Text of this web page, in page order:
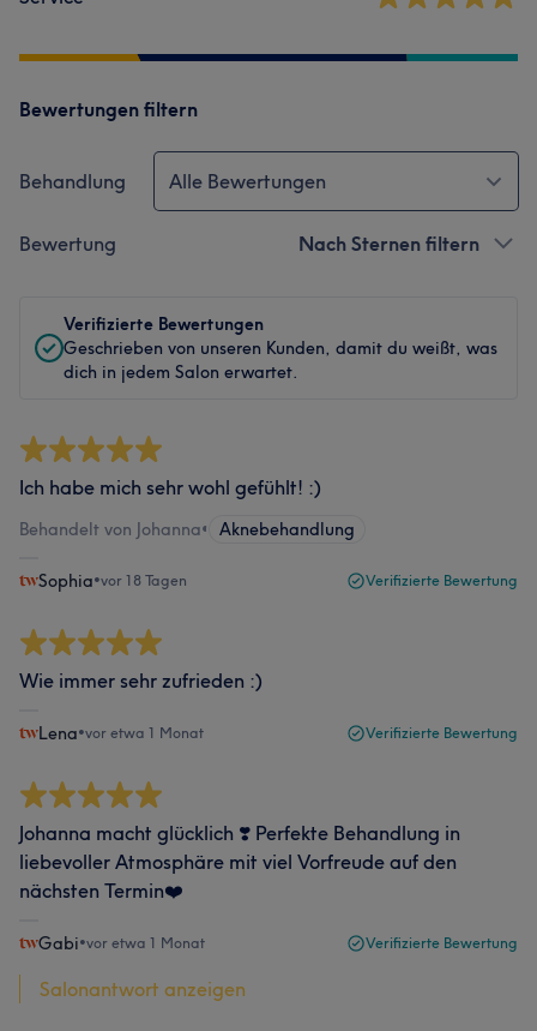
Bewertungen filtern
Behandlung Alle Bewertungen
Bewertung Nach Sternen filtern
Verifizierte Bewertungen
Geschrieben von unseren Kunden, damit du weißt, was
dich in jedem Salon erwartet.
Ich habe mich sehr wohl gefühlt! :)
Behandelt von Johanna• Aknebehandlung
Sophia•vor 18 Tagen Verifizierte Bewertung
Wie immer sehr zufrieden :)
Lena•vor etwa 1 Monat Verifizierte Bewertung
Johanna macht glücklich ❣️ Perfekte Behandlung in
liebevoller Atmosphäre mit viel Vorfreude auf den
nächsten Termin❤️
Gabi•vor etwa 1 Monat Verifizierte Bewertung
Salonantwort anzeigen